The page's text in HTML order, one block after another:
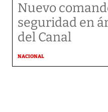
Nuevo
seguridad en
del Canal
NACIONAL